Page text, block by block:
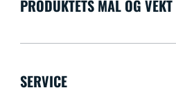
PRODUKTETS MÅL OG VEKT
SERVICE